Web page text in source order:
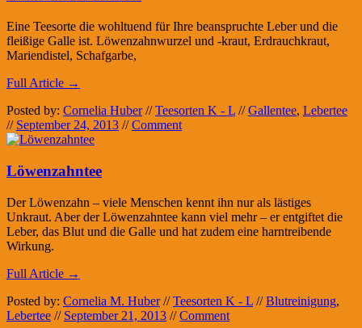
Eine Teesorte die wohltuend für Ihre beanspruchte Leber und die
fleißige Galle ist. Löwenzahnwurzel und -kraut, Erdrauchkraut,
Mariendistel, Schafgarbe,
Full Article →
Posted by: Cornelia Huber // Teesorten K - L // Gallentee, Lebertee
// September 24, 2013 //Comment
Löwenzahntee
Der Löwenzahn – viele Menschen kennt ihn nur als lästiges
Unkraut. Aber der Löwenzahntee kann viel mehr – er entgiftet die
Leber, das Blut und die Galle und hat zudem eine harntreibende
Wirkung.
Full Article →
Posted by: Cornelia M. Huber // Teesorten K - L // Blutreinigung,
Lebertee // September 21, 2013 //Comment